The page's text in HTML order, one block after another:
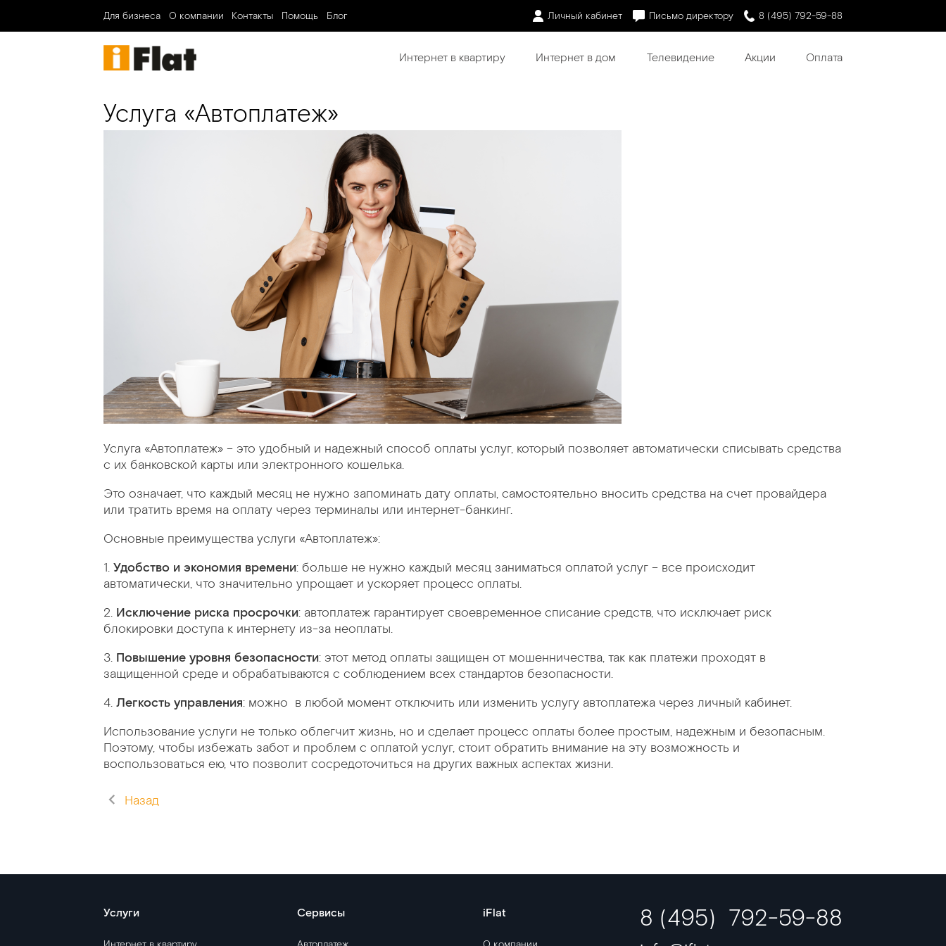
Для бизнеса О компании Контакты Помощь Блог Личный кабинет Письмо директору 8 (495) 792-59-88
Интернет в квартиру Интернет в дом Телевидение Акции Оплата
Услуга «Автоплатеж»
Услуга «Автоплатеж» – это удобный и надежный способ оплаты услуг, который позволяет автоматически списывать средства
с их банковской карты или электронного кошелька.
Это означает, что каждый месяц не нужно запоминать дату оплаты, самостоятельно вносить средства на счет провайдера
или тратить время на оплату через терминалы или интернет-банкинг.
Основные преимущества услуги «Автоплатеж»:
1. Удобство и экономия времени: больше не нужно каждый месяц заниматься оплатой услуг – все происходит
автоматически, что значительно упрощает и ускоряет процесс оплаты.
2. Исключение риска просрочки: автоплатеж гарантирует своевременное списание средств, что исключает риск
блокировки доступа к интернету из-за неоплаты.
3. Повышение уровня безопасности: этот метод оплаты защищен от мошенничества, так как платежи проходят в
защищенной среде и обрабатываются с соблюдением всех стандартов безопасности.
4. Легкость управления: можно в любой момент отключить или изменить услугу автоплатежа через личный кабинет.
Использование услуги не только облегчит жизнь, но и сделает процесс оплаты более простым, надежным и безопасным.
Поэтому, чтобы избежать забот и проблем с оплатой услуг, стоит обратить внимание на эту возможность и
воспользоваться ею, что позволит сосредоточиться на других важных аспектах жизни.
Назад
Услуги Сервисы iFlat 8 (495) 792-59-88